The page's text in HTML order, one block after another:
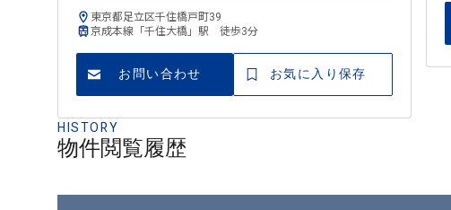
東京都足立区千住橋戸町39
京成本線「千住大橋」駅 徒歩3分
お問い合わせ お気に入り保存
HISTORY
物件閲覧履歴